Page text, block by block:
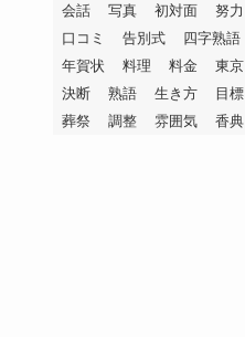
会話
写真 初対面 努力
口コミ
告別式 四字熟語
年賀状
料理 料金 東京
決断
熟語 生き方 目標
葬祭
調整 雰囲気 香典